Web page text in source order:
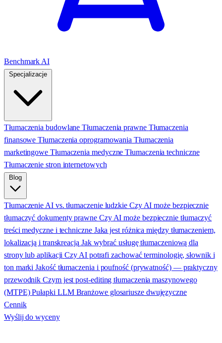
Benchmark AI
Tłumaczenia budowlane Tłumaczenia prawne Tłumaczenia
finansowe Tłumaczenia oprogramowania Tłumaczenia
marketingowe Tłumaczenia medyczne Tłumaczenia techniczne
Tłumaczenie stron internetowych
Tłumaczenie AI vs. tłumaczenie ludzkie Czy AI może bezpiecznie
tłumaczyć dokumenty prawne Czy AI może bezpiecznie tłumaczyć
treści medyczne i techniczne Jaka jest różnica między tłumaczeniem,
lokalizacją i transkreacją Jak wybrać usługę tłumaczeniową dla
strony lub aplikacji Czy AI potrafi zachować terminologię, słownik i
ton marki Jakość tłumaczenia i poufność (prywatność) — praktyczny
przewodnik Czym jest post-editing tłumaczenia maszynowego
(MTPE) Pułapki LLM Branżowe glosariusze dwujęzyczne
Cennik
Wyślij do wyceny